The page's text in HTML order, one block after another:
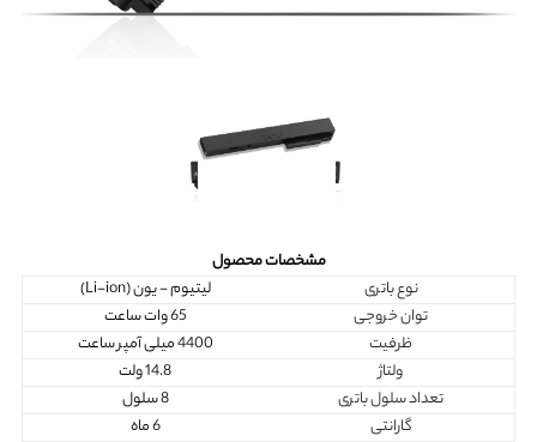
مشخصات محصول
نوع باتری
لیتیوم - یون (Li-ion)
توان خروجی
65 وات ساعت
ظرفیت
4400 میلی آمپر ساعت
ولتاژ
14.8 ولت
تعداد سلول باتری
8 سلول
گارانتی
6 ماه